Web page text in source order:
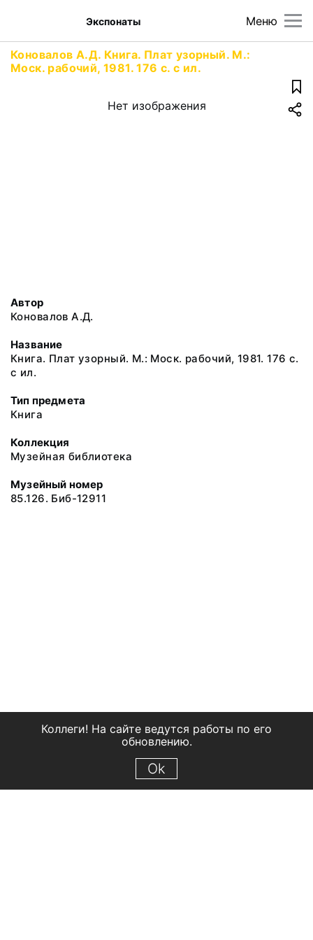
Меню
Экспонаты
Коновалов А.Д. Книга. Плат узорный. М.:
Моск. рабочий, 1981. 176 с. с ил.
Нет изображения
Автор
Коновалов А.Д.
Название
Книга. Плат узорный. М.: Моск. рабочий, 1981. 176 с.
с ил.
Тип предмета
Книга
Коллекция
Музейная библиотека
Музейный номер
85.126. Биб-12911
Коллеги! На сайте ведутся работы по его
обновлению.
Ok